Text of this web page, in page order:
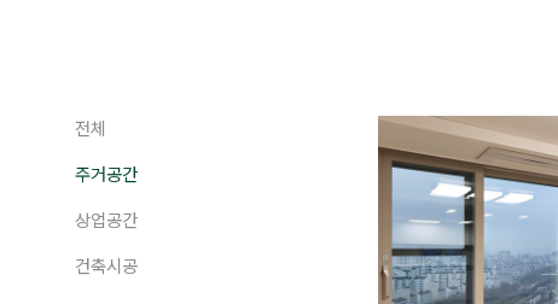
전체
주거공간
상업공간
건축시공